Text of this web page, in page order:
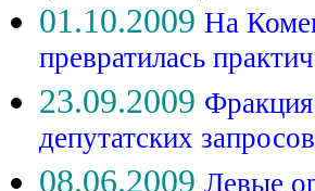
01.10.2009 На
превратилась
23.09.2009
депутатских запросов
08.06.2009 Левые